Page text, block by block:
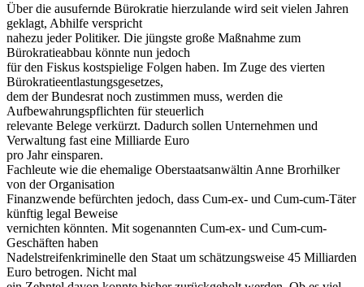
Über die ausufernde Bürokratie hierzulande wird seit vielen Jahren
geklagt, Abhilfe verspricht
nahezu jeder Politiker. Die jüngste große Maßnahme zum
Bürokratieabbau könnte nun jedoch
für den Fiskus kostspielige Folgen haben. Im Zuge des vierten
Bürokratieentlastungsgesetzes,
dem der Bundesrat noch zustimmen muss, werden die
Aufbewahrungspflichten für steuerlich
relevante Belege verkürzt. Dadurch sollen Unternehmen und
Verwaltung fast eine Milliarde Euro
pro Jahr einsparen.
Fachleute wie die ehemalige Oberstaatsanwältin Anne Brorhilker
von der Organisation
Finanzwende befürchten jedoch, dass Cum-ex- und Cum-cum-Täter
künftig legal Beweise
vernichten könnten. Mit sogenannten Cum-ex- und Cum-cum-
Geschäften haben
Nadelstreifenkriminelle den Staat um schätzungsweise 45 Milliarden
Euro betrogen. Nicht mal